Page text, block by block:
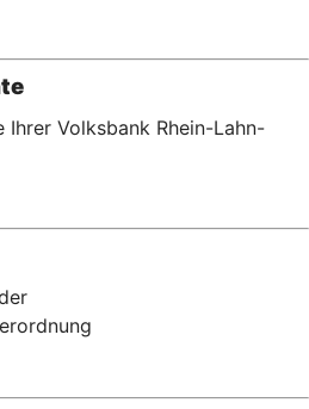
Volksbank Rhein-Lahn-